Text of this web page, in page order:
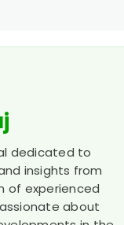
dedicated to
insights from
of experienced
about